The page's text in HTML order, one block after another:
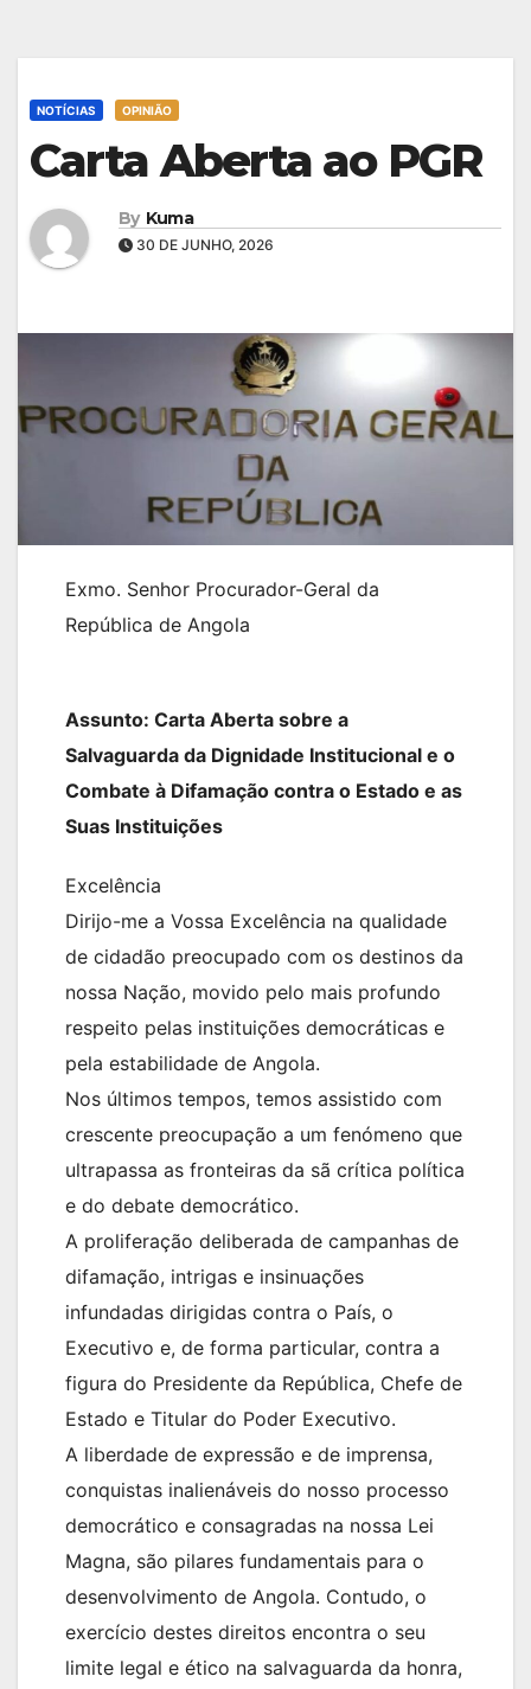
NOTÍCIAS OPINIÃO
Carta Aberta ao PGR
By Kuma
30 DE JUNHO, 2026
Exmo. Senhor Procurador-Geral da
República de Angola
Assunto: Carta Aberta sobre a
Salvaguarda da Dignidade Institucional e o
Combate à Difamação contra o Estado e as
Suas Instituições
Excelência
Dirijo-me a Vossa Excelência na qualidade
de cidadão preocupado com os destinos da
nossa Nação, movido pelo mais profundo
respeito pelas instituições democráticas e
pela estabilidade de Angola.
Nos últimos tempos, temos assistido com
crescente preocupação a um fenómeno que
ultrapassa as fronteiras da sã crítica política
e do debate democrático.
A proliferação deliberada de campanhas de
difamação, intrigas e insinuações
infundadas dirigidas contra o País, o
Executivo e, de forma particular, contra a
figura do Presidente da República, Chefe de
Estado e Titular do Poder Executivo.
A liberdade de expressão e de imprensa,
conquistas inalienáveis do nosso processo
democrático e consagradas na nossa Lei
Magna, são pilares fundamentais para o
desenvolvimento de Angola. Contudo, o
exercício destes direitos encontra o seu
limite legal e ético na salvaguarda da honra,